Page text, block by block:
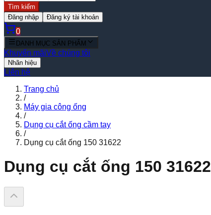
Tìm kiếm
Đăng nhập
Đăng ký tài khoản
0
DANH MỤC SẢN PHẨM
Khuyến mãiVề chúng tôi
Nhãn hiệu
Liên hệ
Trang chủ
/
Máy gia công ống
/
Dụng cụ cắt ống cầm tay
/
Dụng cụ cắt ống 150 31622
Dụng cụ cắt ống 150 31622